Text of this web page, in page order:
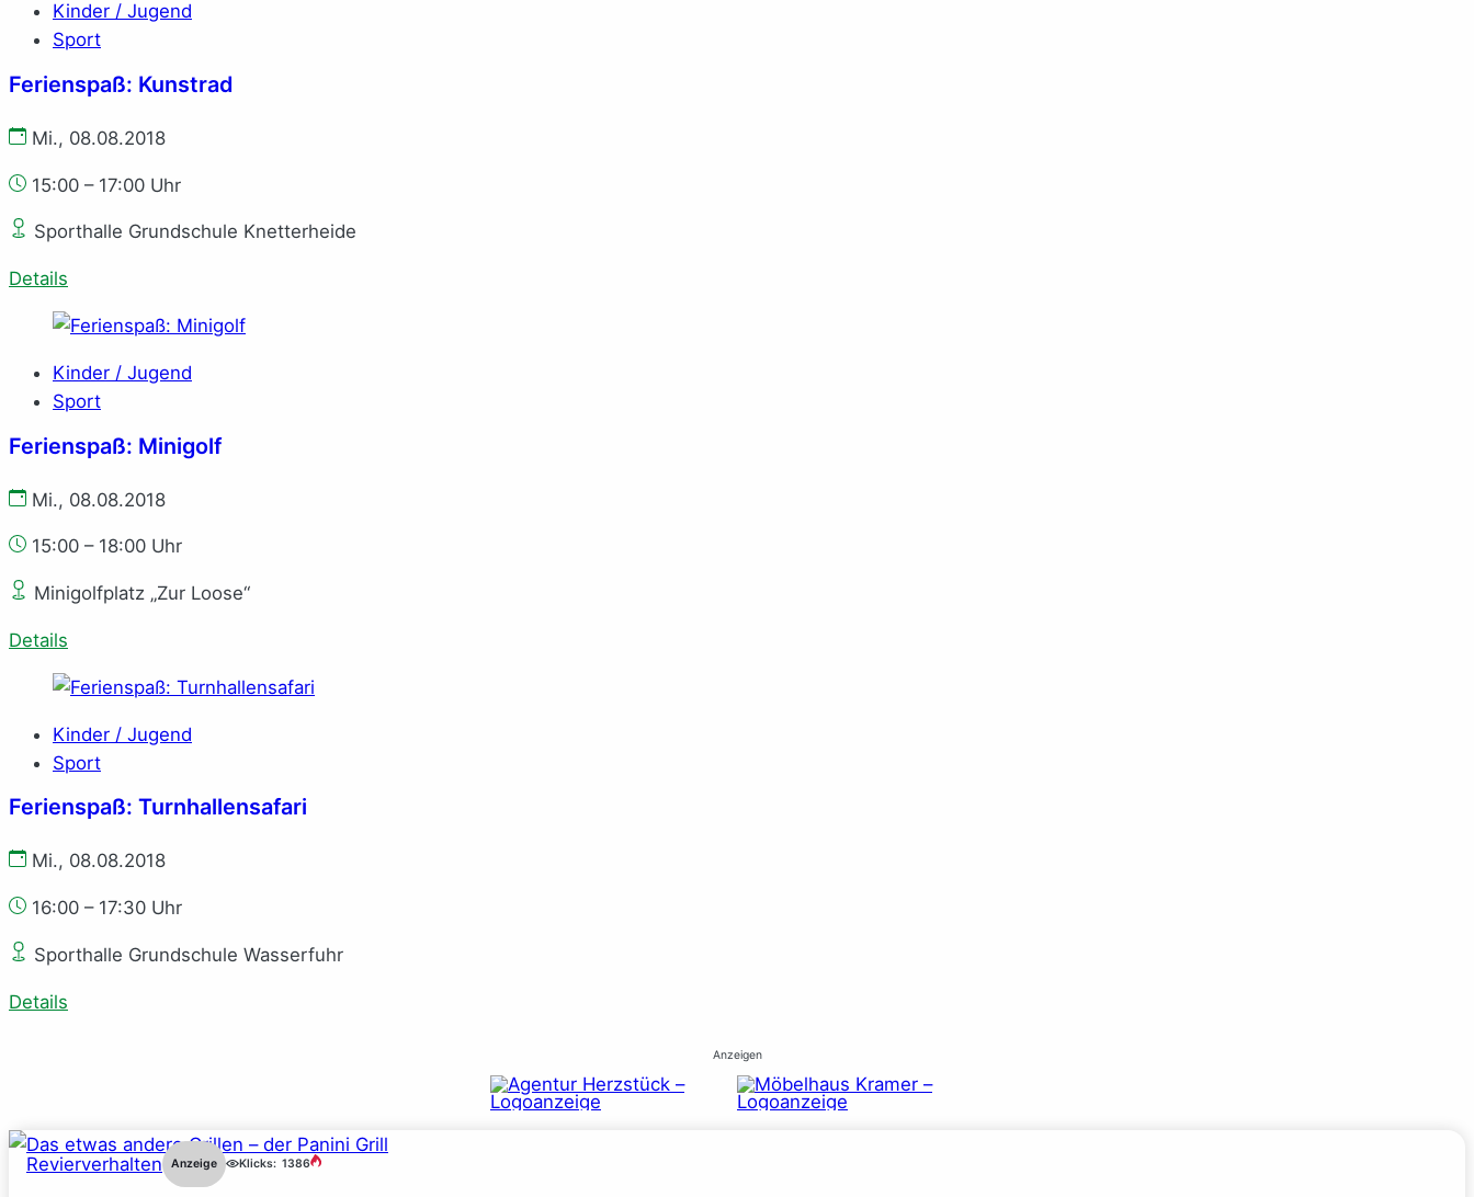
Kinder / Jugend
Sport
Ferienspaß: Kunstrad
Mi., 08.08.2018
15:00 – 17:00 Uhr
Sporthalle Grundschule Knetterheide
Details
Kinder / Jugend
Sport
Ferienspaß: Minigolf
Mi., 08.08.2018
15:00 – 18:00 Uhr
Minigolfplatz „Zur Loose“
Details
Kinder / Jugend
Sport
Ferienspaß: Turnhallensafari
Mi., 08.08.2018
16:00 – 17:30 Uhr
Sporthalle Grundschule Wasserfuhr
Details
Anzeigen
Revierverhalten Anzeige Klicks: 1386